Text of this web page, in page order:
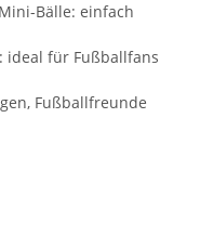
Bälle: einfach
ideal für Fußballfans
Fußballfreunde